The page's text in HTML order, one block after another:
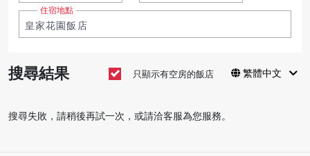
住宿地點
搜尋結果 只顯示有空房的飯店 繁體中文
搜尋失敗，請稍後再試一次，或請洽客服為您服務。